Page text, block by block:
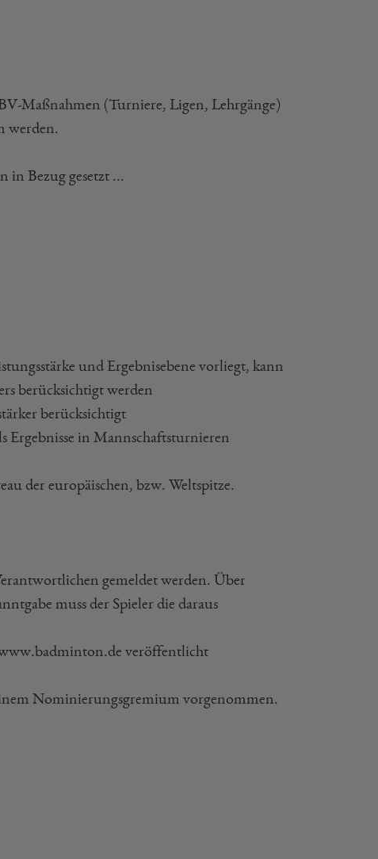
Maßnahmen (Turniere, Ligen, Lehrgänge)
werden.
in Bezug gesetzt ...
und Ergebnisebene vorliegt, kann
berücksichtigt werden
berücksichtigt
Ergebnisse in Mannschaftsturnieren
der europäischen, bzw. Weltspitze.
gemeldet werden. Über
muss der Spieler die daraus
veröffentlicht
Nominierungsgremium vorgenommen.